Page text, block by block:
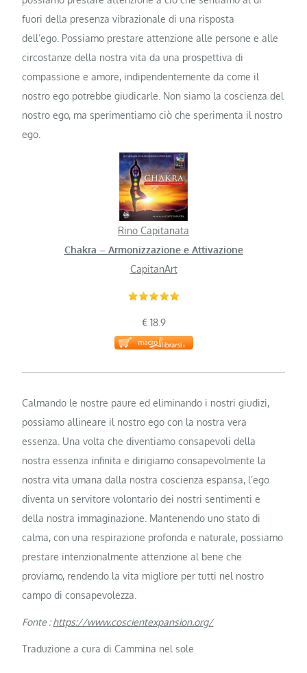
fuori della presenza vibrazionale di una risposta
dell’ego. Possiamo prestare attenzione alle persone e alle
circostanze della nostra vita da una prospettiva di
compassione e amore, indipendentemente da come il
nostro ego potrebbe giudicarle. Non siamo la coscienza del
nostro ego, ma sperimentiamo ciò che sperimenta il nostro
ego.
Rino Capitanata
Chakra – Armonizzazione e Attivazione
CapitanArt
€ 18.9
Calmando le nostre paure ed eliminando i nostri giudizi,
possiamo allineare il nostro ego con la nostra vera
essenza. Una volta che diventiamo consapevoli della
nostra essenza infinita e dirigiamo consapevolmente la
nostra vita umana dalla nostra coscienza espansa, l’ego
diventa un servitore volontario dei nostri sentimenti e
della nostra immaginazione. Mantenendo uno stato di
calma, con una respirazione profonda e naturale, possiamo
prestare intenzionalmente attenzione al bene che
proviamo, rendendo la vita migliore per tutti nel nostro
campo di consapevolezza.
Fonte :https://www.coscientexpansion.org/
Traduzione a cura di Cammina nel sole